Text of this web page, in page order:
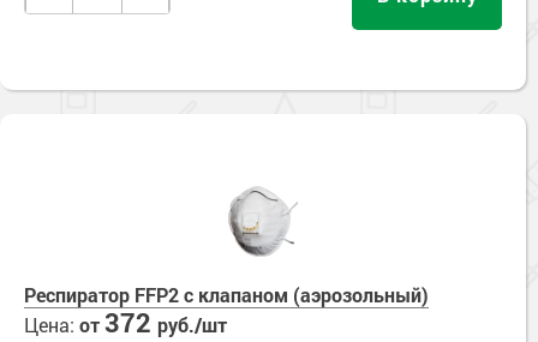
Респиратор FFP2 с клапаном (аэрозольный)
Цена: от372 руб./шт